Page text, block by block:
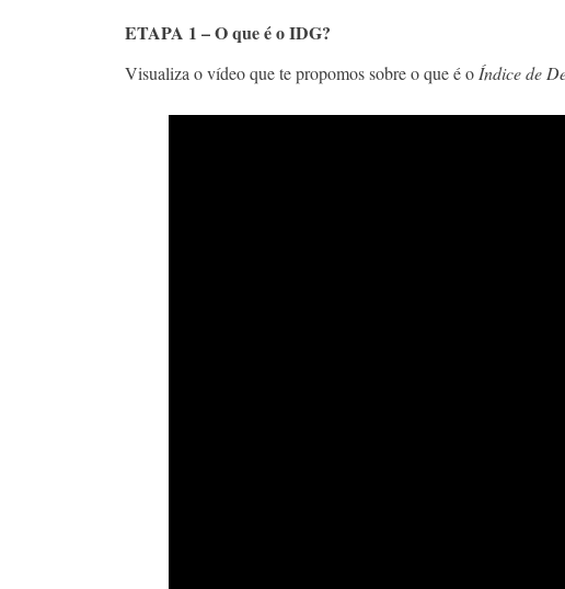
ETAPA 1 – O que é o IDG?
Visualiza o vídeo que te propomos sobre o que é oÍndice de